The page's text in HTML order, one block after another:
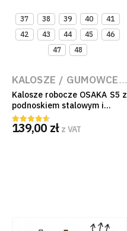
37 38 39 40
41
42
43 44 45
46
47
48
KALOSZE / GUMOWCE ROBOCZE
Kalosze robocze OSAKA S5 z
podnoskiem stalowym i
wkładką antyprzebiciową
PVC EN ISO 20345:2022
4.50out of 5
139,00 zł z VAT